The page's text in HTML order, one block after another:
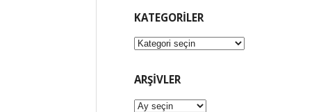
KATEGORILER
Kategoriler
ARŞIVLER
Arşivler